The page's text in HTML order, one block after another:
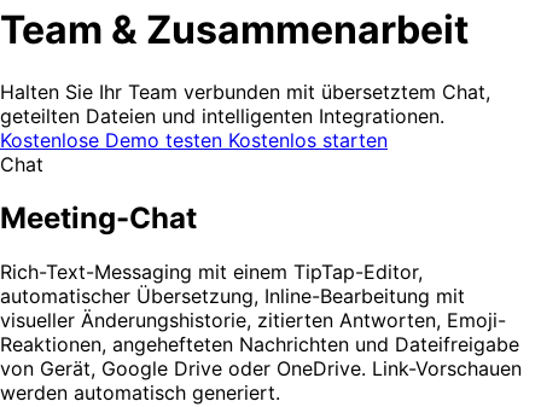
Team & Zusammenarbeit
Halten Sie Ihr Team verbunden mit übersetztem Chat,
geteilten Dateien und intelligenten Integrationen.
Kostenlose Demo testen Kostenlos starten
Chat
Meeting-Chat
Rich-Text-Messaging mit einem TipTap-Editor,
automatischer Übersetzung, Inline-Bearbeitung mit
visueller Änderungshistorie, zitierten Antworten, Emoji-
Reaktionen, angehefteten Nachrichten und Dateifreigabe
von Gerät, Google Drive oder OneDrive. Link-Vorschauen
werden automatisch generiert.